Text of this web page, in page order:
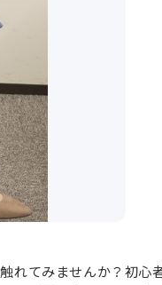
れてみませんか？初心